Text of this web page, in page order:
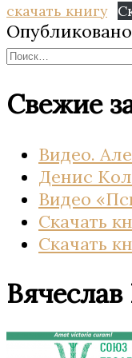
скачать книгу
Найти:
Свежие
Видео.
Денис
Видео
Скачать
Скачать
Вячеслав